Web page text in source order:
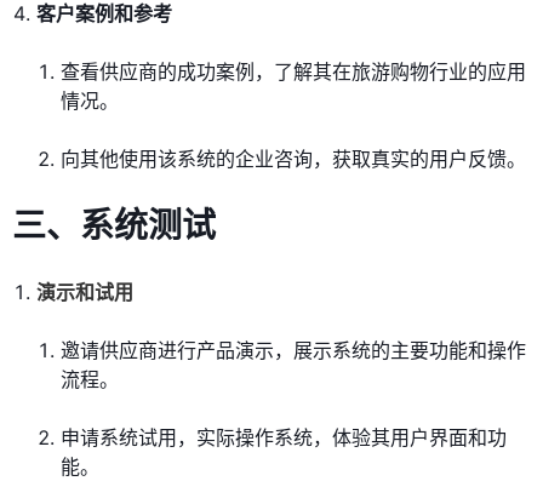
客户案例和参考
查看供应商的成功案例，了解其在旅游购物行业的应用
情况。
向其他使用该系统的企业咨询，获取真实的用户反馈。
三、系统测试
演示和试用
邀请供应商进行产品演示，展示系统的主要功能和操作
流程。
申请系统试用，实际操作系统，体验其用户界面和功
能。